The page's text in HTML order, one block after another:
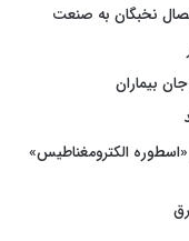
نخبگان به صنعت
بیماران
«اسطوره الکترومغناطیس»